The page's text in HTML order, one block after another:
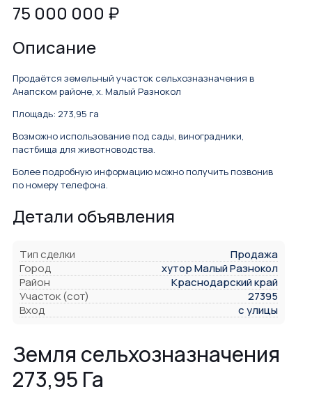
75 000 000 ₽
Описание
Продаётся земельный участок сельхозназначения в
Анапском районе, х. Малый Разнокол
Площадь: 273,95 га
Возможно использование под сады, виноградники,
пастбища для животноводства.
Более подробную информацию можно получить позвонив
по номеру телефона.
Детали объявления
Тип сделки
Продажа
Город
хутор Малый Разнокол
Район
Краснодарский край
Участок (сот)
27395
Вход
с улицы
Земля сельхозназначения
273,95 Га